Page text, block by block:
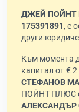
ДЖЕЙ ПОЙНТ
175391891, е
други
Към момента
капитал от €
СТЕФАНОВ
ПОЙНТ ПЛЮС
АЛЕКСАНДЪР